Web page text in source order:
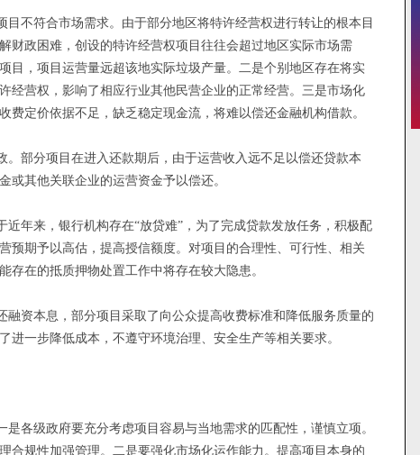
不符合市场需求。由于部分地区将特许经营权进行转让的根本目
财政困难，创设的特许经营权项目往往会超过地区实际市场需
目，项目运营量远超该地实际垃圾产量。二是个别地区存在将实
经营权，影响了相应行业其他民营企业的正常经营。三是市场化
费定价依据不足，缺乏稳定现金流，将难以偿还金融机构借款。
部分项目在进入还款期后，由于运营收入远不足以偿还贷款本
或其他关联企业的运营资金予以偿还。
年来，银行机构存在“放贷难”，为了完成贷款发放任务，积极配
预期予以高估，提高授信额度。对项目的合理性、可行性、相关
存在的抵质押物处置工作中将存在较大隐患。
资本息，部分项目采取了向公众提高收费标准和降低服务质量的
进一步降低成本，不遵守环境治理、安全生产等相关要求。
级政府要充分考虑项目容易与当地需求的匹配性，谨慎立项。
合规性加强管理。二是要强化市场化运作能力。提高项目本身的